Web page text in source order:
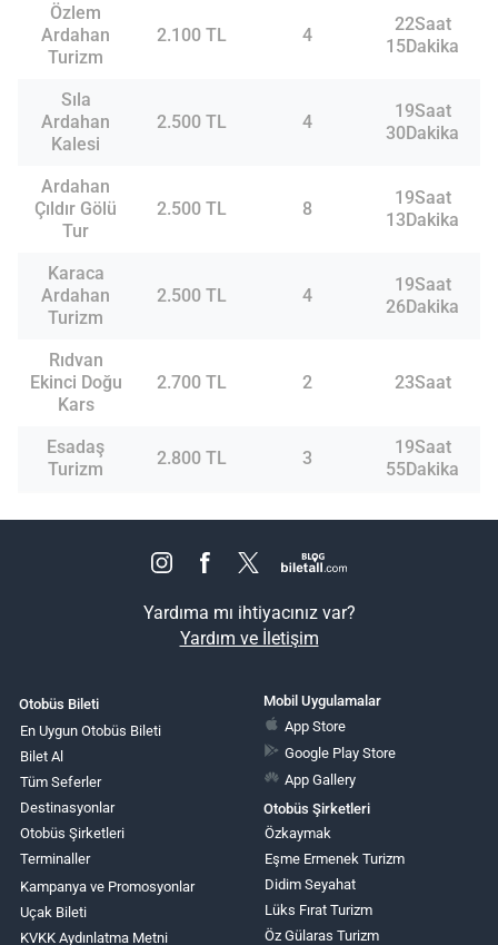
Özlem
Ardahan
Turizm
2.100 TL 4
22Saat
15Dakika
Sıla
Ardahan
Kalesi
2.500 TL 4
19Saat
30Dakika
Ardahan
Çıldır Gölü
Tur
2.500 TL 8
19Saat
13Dakika
Karaca
Ardahan
Turizm
2.500 TL 4
19Saat
26Dakika
Rıdvan
Ekinci Doğu
Kars
2.700 TL 2 23Saat
Esadaş
Turizm
2.800 TL 3
19Saat
55Dakika
Yardıma mı ihtiyacınız var?
Yardım ve İletişim
Otobüs Bileti
En Uygun Otobüs Bileti
Bilet Al
Tüm Seferler
Destinasyonlar
Otobüs Şirketleri
Terminaller
Kampanya ve Promosyonlar
Uçak Bileti
KVKK Aydınlatma Metni
Mobil Uygulamalar
App Store
Google Play Store
App Gallery
Otobüs Şirketleri
Özkaymak
Eşme Ermenek Turizm
Didim Seyahat
Lüks Fırat Turizm
Öz Gülaras Turizm